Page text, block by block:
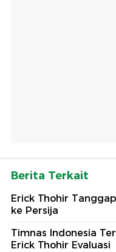
Berita Terkait
Erick Thohir
ke Persija
Timnas Indonesia
Erick Thohir Evaluasi